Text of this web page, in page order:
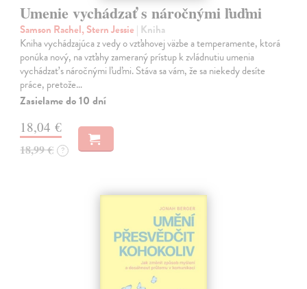
Umenie vychádzať s náročnými ľuďmi
Samson Rachel, Stern Jessie | Kniha
Kniha vychádzajúca z vedy o vzťahovej väzbe a temperamente, ktorá
ponúka nový, na vzťahy zameraný prístup k zvládnutiu umenia
vychádzať s náročnými ľuďmi. Stáva sa vám, že sa niekedy desíte
práce, pretože…
Zasielame do 10 dní
18,04 €
18,99 € ?